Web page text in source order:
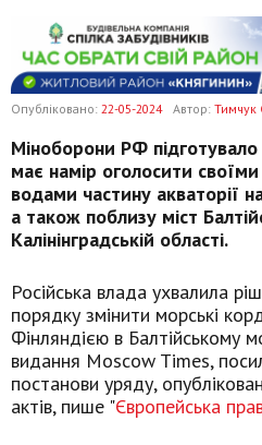
Опубліковано: 22-05-2024 Автор: Тимчук
Міноборони РФ
має намір оголосити
водами частину акваторії
а також поблизу міст
Калінінградській області.
Російська влада ухвалила
порядку змінити морські
Фінляндією в Балтійському
видання Moscow Times,
постанови уряду,
актів, пише "Європейська